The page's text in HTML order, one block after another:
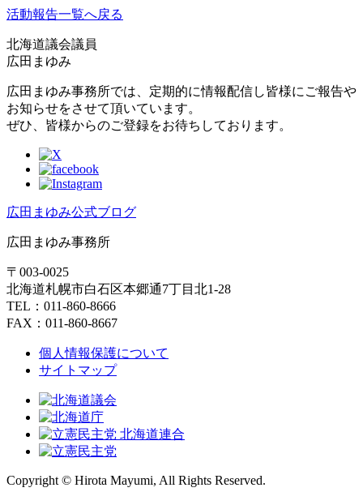
活動報告一覧へ戻る
北海道議会議員
広田まゆみ
広田まゆみ事務所では、定期的に情報配信し皆様にご報告や
お知らせをさせて頂いています。
ぜひ、皆様からのご登録をお待ちしております。
広田まゆみ公式ブログ
広田まゆみ事務所
〒003-0025
北海道札幌市白石区本郷通7丁目北1-28
TEL：011-860-8666
FAX：011-860-8667
個人情報保護について
サイトマップ
Copyright © Hirota Mayumi, All Rights Reserved.